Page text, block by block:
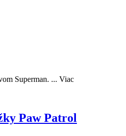
Superman. ... Viac
Paw Patrol